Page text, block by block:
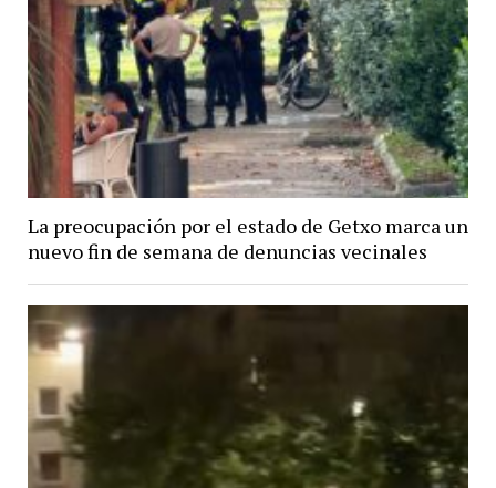
La preocupación por el estado de Getxo marca un
nuevo fin de semana de denuncias vecinales